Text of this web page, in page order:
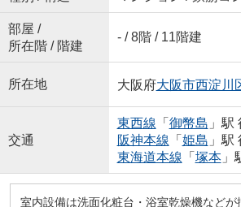
部屋 /
所在階 / 階建
- / 8階 / 11階建
所在地 大阪府大阪市西淀川
交通
東西線 「 御幣島 」駅
阪神本線 「 姫島 」駅
東海道本線 「 塚本」
室内設備は洗面化粧台・浴室乾燥機などが